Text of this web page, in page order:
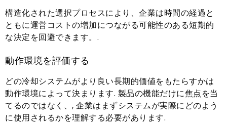
構造化された選択プロセスにより、企業は時間の経過と
ともに運営コストの増加につながる可能性のある短期的
な決定を回避できます。.
動作環境を評価する
どの冷却システムがより良い長期的価値をもたらすかは
動作環境によって決まります. 製品の機能だけに焦点を当
てるのではなく、, 企業はまずシステムが実際にどのよう
に使用されるかを理解する必要があります.